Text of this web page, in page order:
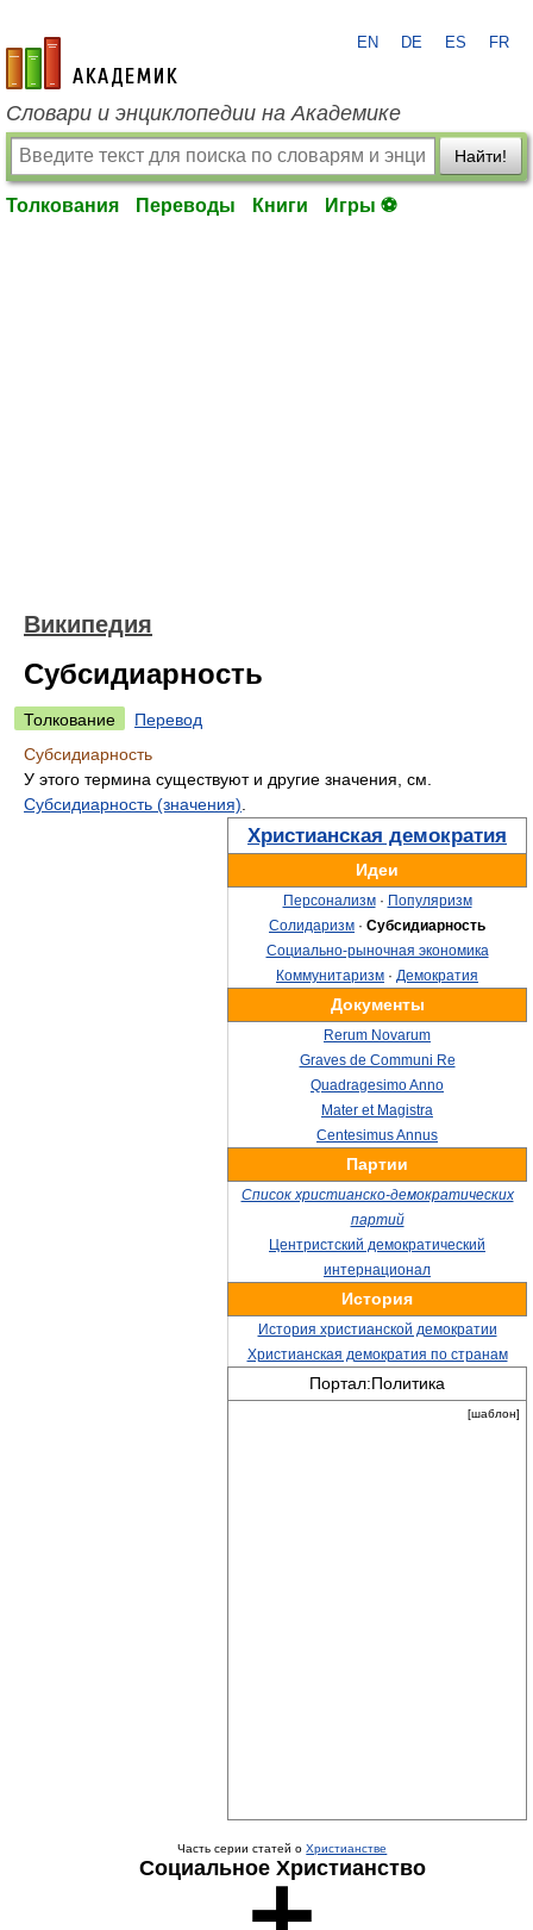
academic.ru
EN DE ES FR
Словари и энциклопедии на Академике
Найти!
Толкования Переводы Книги Игры ⚽
Википедия
Субсидиарность
Толкование
Перевод
Субсидиарность
У этого термина существуют и другие значения, см.
Субсидиарность (значения)
Христианская демократия
Идеи
Персонализм· Популяризм
Солидаризм · Субсидиарность
Социально-рыночная экономика
Коммунитаризм · Демократия
Документы
Rerum Novarum
Graves de Communi Re
Quadragesimo Anno
Mater et Magistra
Centesimus Annus
Партии
Список христианско-демократических
партий
Центристский демократический
интернационал
История
История христианской демократии
Христианская демократия по странам
Портал:Политика
[шаблон]
Часть серии статей оХристианстве
Социальное Христианство